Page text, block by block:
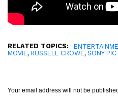
RELATED TOPICS:
MOVIE, RUSSELL CROWE, SONY
Your email address will not be